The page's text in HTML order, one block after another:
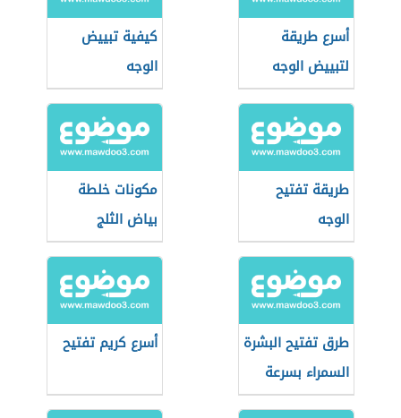
أسرع طريقة
لتبييض الوجه
كيفية تبييض
الوجه
طريقة تفتيح
الوجه
مكونات خلطة
بياض الثلج
طرق تفتيح البشرة
السمراء بسرعة
أسرع كريم تفتيح